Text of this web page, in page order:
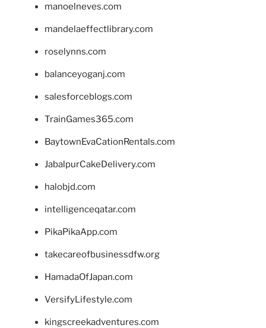
manoelneves.com
mandelaeffectlibrary.com
roselynns.com
balanceyoganj.com
salesforceblogs.com
TrainGames365.com
BaytownEvaCationRentals.com
JabalpurCakeDelivery.com
halobjd.com
intelligenceqatar.com
PikaPikaApp.com
takecareofbusinessdfw.org
HamadaOfJapan.com
VersifyLifestyle.com
kingscreekadventures.com